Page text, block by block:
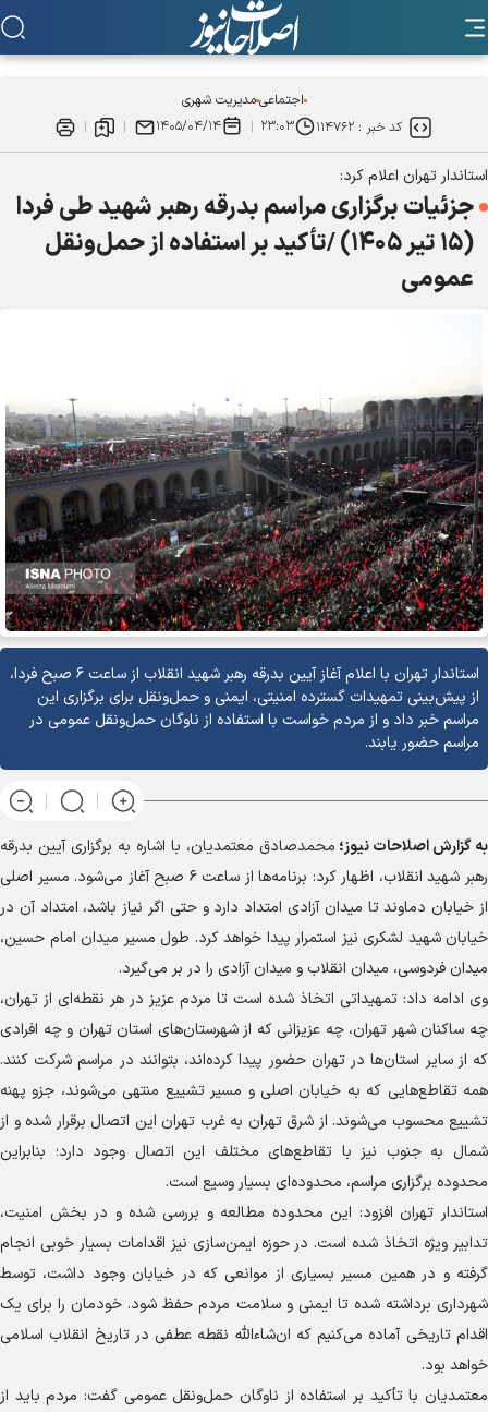
اجتماعیمدیریت شهری
کد خبر : ۱۱۴۷۶۲ ۲۳:۰۳ ۱۴۰۵/۰۴/۱۴
استاندار تهران اعلام کرد:
جزئیات برگزاری مراسم بدرقه رهبر شهید طی فردا
(۱۵ تیر ۱۴۰۵) /تأکید بر استفاده از حمل‌ونقل
عمومی
استاندار تهران با اعلام آغاز آیین بدرقه رهبر شهید انقلاب از ساعت ۶ صبح فردا،
از پیش‌بینی تمهیدات گسترده امنیتی، ایمنی و حمل‌ونقل برای برگزاری این
مراسم خبر داد و از مردم خواست با استفاده از ناوگان حمل‌ونقل عمومی در
مراسم حضور یابند.
به گزارشاصلاحات نیوز؛ محمدصادق معتمدیان، با اشاره به برگزاری آیین بدرقه
رهبر شهید انقلاب، اظهار کرد: برنامه‌ها از ساعت ۶ صبح آغاز می‌شود. مسیر اصلی
از خیابان دماوند تا میدان آزادی امتداد دارد و حتی اگر نیاز باشد، امتداد آن در
خیابان شهید لشکری نیز استمرار پیدا خواهد کرد. طول مسیر میدان امام حسین،
میدان فردوسی، میدان انقلاب و میدان آزادی را در بر می‌گیرد.
وی ادامه داد: تمهیداتی اتخاذ شده است تا مردم عزیز در هر نقطه‌ای از تهران،
چه ساکنان شهر تهران، چه عزیزانی که از شهرستان‌های استان تهران و چه افرادی
که از سایر استان‌ها در تهران حضور پیدا کرده‌اند، بتوانند در مراسم شرکت کنند.
همه تقاطع‌هایی که به خیابان اصلی و مسیر تشییع منتهی می‌شوند، جزو پهنه
تشییع محسوب می‌شوند. از شرق تهران به غرب تهران این اتصال برقرار شده و از
شمال به جنوب نیز با تقاطع‌های مختلف این اتصال وجود دارد؛ بنابراین
محدوده برگزاری مراسم، محدوده‌ای بسیار وسیع است.
استاندار تهران افزود: این محدوده مطالعه و بررسی شده و در بخش امنیت،
تدابیر ویژه اتخاذ شده است. در حوزه ایمن‌سازی نیز اقدامات بسیار خوبی انجام
گرفته و در همین مسیر بسیاری از موانعی که در خیابان وجود داشت، توسط
شهرداری برداشته شده تا ایمنی و سلامت مردم حفظ شود. خودمان را برای یک
اقدام تاریخی آماده می‌کنیم که ان‌شاءالله نقطه عطفی در تاریخ انقلاب اسلامی
خواهد بود.
معتمدیان با تأکید بر استفاده از ناوگان حمل‌ونقل عمومی گفت: مردم باید از